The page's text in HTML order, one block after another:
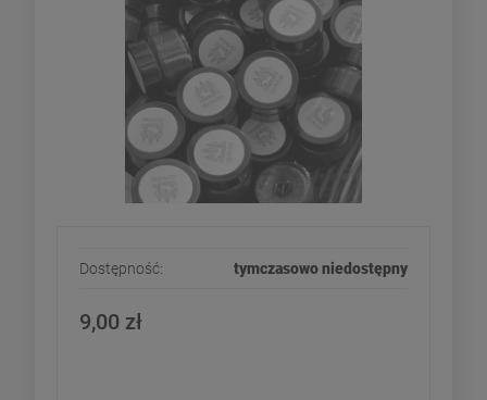
Dostępność: tymczasowo niedostępny
9,00 zł